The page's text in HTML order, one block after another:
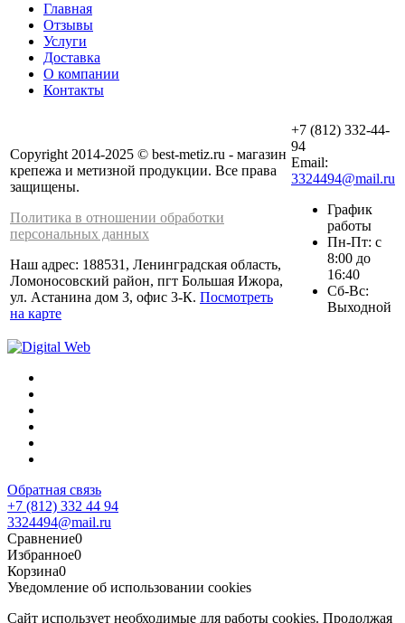
Главная
Отзывы
Услуги
Доставка
О компании
Контакты
Copyright 2014-2025 © best-metiz.ru - магазин
крепежа и метизной продукции. Все права
защищены.
Политика в отношении обработки
персональных данных
Наш адрес: 188531, Ленинградская область,
Ломоносовский район, пгт Большая Ижора,
ул. Астанина дом 3, офис 3-К. Посмотреть
на карте
+7 (812) 332-44-
94
Email:
3324494@mail.ru
График
работы
Пн-Пт: с
8:00 до
16:40
Сб-Вс:
Выходной
Обратная связь
+7 (812) 332 44 94
3324494@mail.ru
Сравнение0
Избранное0
Корзина0
Уведомление об использовании cookies
Сайт использует необходимые для работы cookies. Продолжая